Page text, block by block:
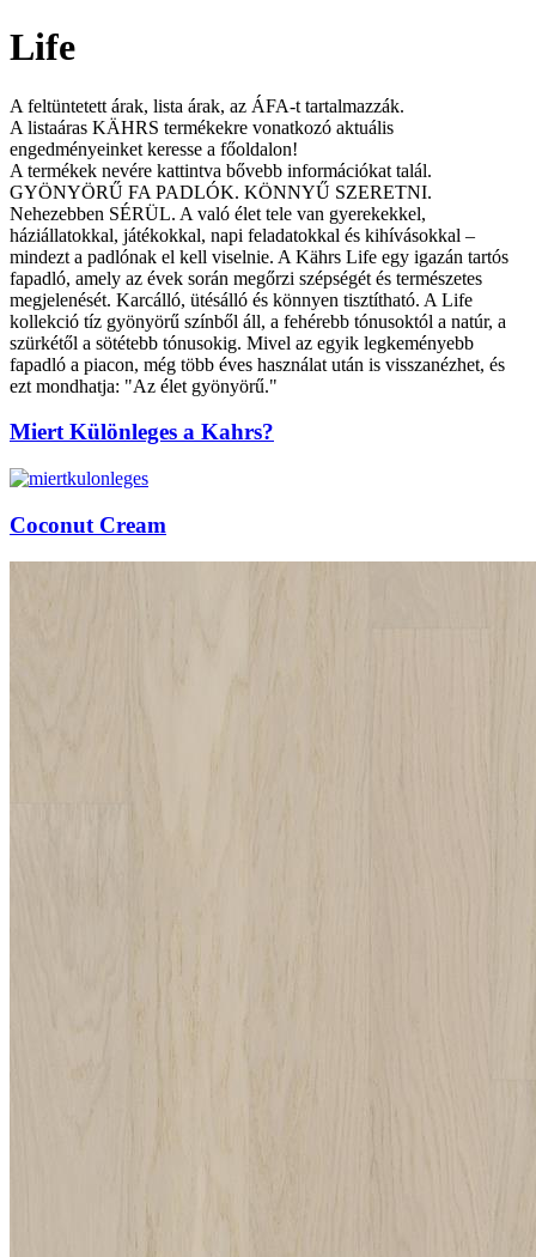
Life
A feltüntetett árak, lista árak, az ÁFA-t tartalmazzák.
A listaáras KÄHRS termékekre vonatkozó aktuális
engedményeinket keresse a főoldalon!
A termékek nevére kattintva bővebb információkat talál.
GYÖNYÖRŰ FA PADLÓK. KÖNNYŰ SZERETNI.
Nehezebben SÉRÜL. A való élet tele van gyerekekkel,
háziállatokkal, játékokkal, napi feladatokkal és kihívásokkal –
mindezt a padlónak el kell viselnie. A Kährs Life egy igazán tartós
fapadló, amely az évek során megőrzi szépségét és természetes
megjelenését. Karcálló, ütésálló és könnyen tisztítható. A Life
kollekció tíz gyönyörű színből áll, a fehérebb tónusoktól a natúr, a
szürkétől a sötétebb tónusokig. Mivel az egyik legkeményebb
fapadló a piacon, még több éves használat után is visszanézhet, és
ezt mondhatja: "Az élet gyönyörű."
Miert Különleges a Kahrs?
Coconut Cream